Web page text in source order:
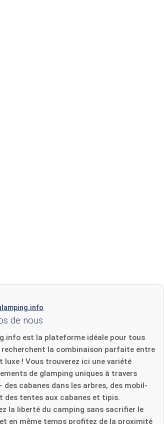
de nous
est la plateforme idéale pour tous
recherchent la combinaison parfaite entre
luxe ! Vous trouverez ici une variété
de glamping uniques à travers
des cabanes dans les arbres, des mobil-
des tentes aux cabanes et tipis.
la liberté du camping sans sacrifier le
en même temps profitez de la proximité